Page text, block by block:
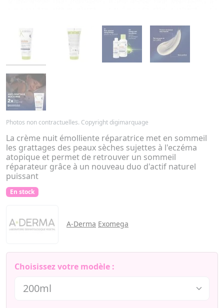
Photos non contractuelles. Copyright digimarquage
La crème nuit émolliente réparatrice met en sommeil
les grattages des peaux sèches sujettes à l'eczéma
atopique et permet de retrouver un sommeil
réparateur grâce à un nouveau duo d'actif naturel
puissant
En stock
A-Derma Exomega
Choisissez votre modèle :